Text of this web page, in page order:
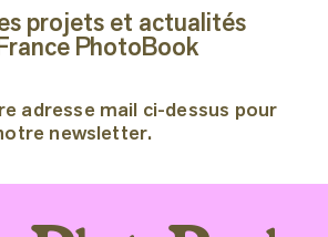
projets et actualités
PhotoBook
adresse mail ci-dessus pour
newsletter.